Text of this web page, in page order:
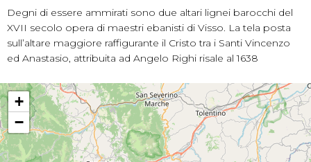
Degni di essere ammirati sono due altari lignei barocchi del
XVII secolo opera di maestri ebanisti di Visso. La tela posta
sull’altare maggiore raffigurante il Cristo tra i Santi Vincenzo
ed Anastasio, attribuita ad Angelo Righi risale al 1638
+
−